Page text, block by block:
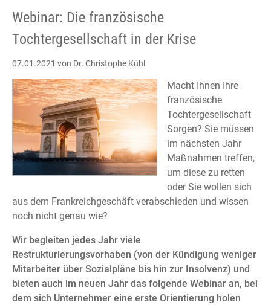
Webinar: Die französische
Tochtergesellschaft in der Krise
07.01.2021 von Dr. Christophe Kühl
Macht Ihnen Ihre
französische
Tochtergesellschaft
Sorgen? Sie müssen
im nächsten Jahr
Maßnahmen treffen,
um diese zu retten
oder Sie wollen sich
aus dem Frankreichgeschäft verabschieden und wissen
noch nicht genau wie?
Wir begleiten jedes Jahr viele
Restrukturierungsvorhaben (von der Kündigung weniger
Mitarbeiter über Sozialpläne bis hin zur Insolvenz) und
bieten auch im neuen Jahr das folgende Webinar an, bei
dem sich Unternehmer eine erste Orientierung holen